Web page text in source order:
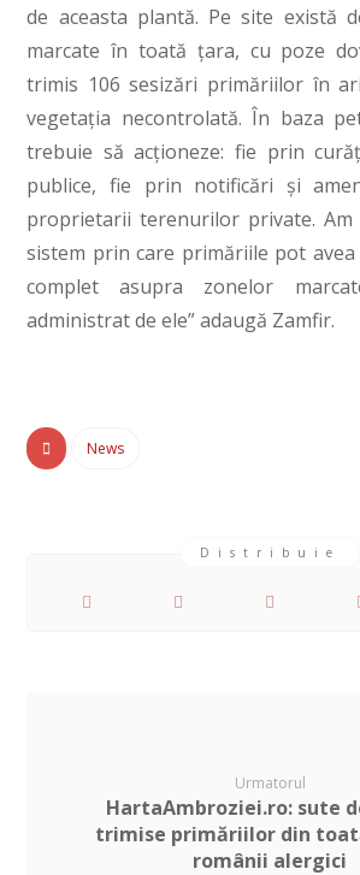
de aceasta plantă. Pe site există
marcate în toată țara, cu poze
trimis 106 sesizări primăriilor în
vegetația necontrolată. În baza
trebuie să acționeze: fie prin
publice, fie prin notificări și
proprietarii terenurilor private.
sistem prin care primăriile pot
complet asupra zonelor
administrat de ele” adaugă Zamfir.
News
Urmatorul
HartaAmbroziei.ro: sute
trimise primăriilor din
românii alergici